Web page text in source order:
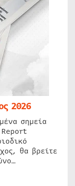
2026
σημεία
θα βρείτε